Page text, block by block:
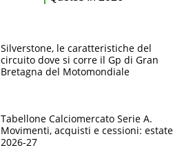
Silverstone, le caratteristiche del
circuito dove si corre il Gp di Gran
Bretagna del Motomondiale
Tabellone Calciomercato Serie A.
Movimenti, acquisti e cessioni: estate
2026-27